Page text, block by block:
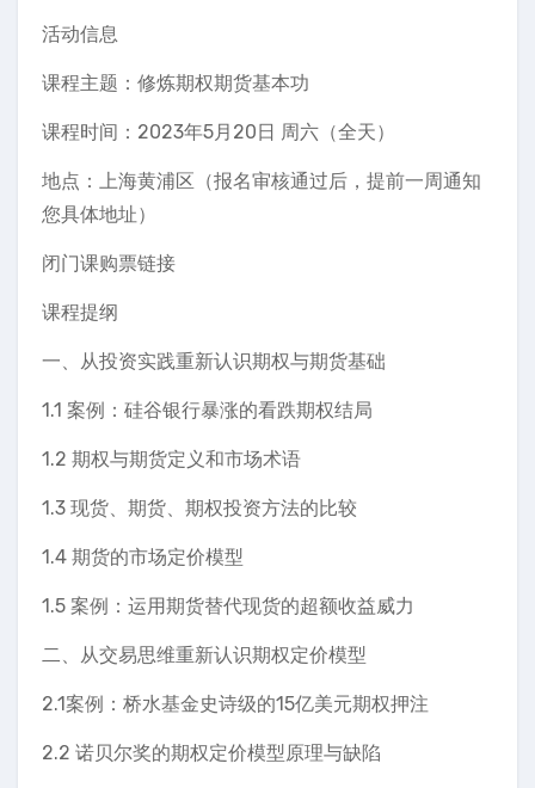
活动信息
课程主题：修炼期权期货基本功
课程时间：2023年5月20日 周六（全天）
地点：上海黄浦区（报名审核通过后，提前一周通知
您具体地址）
闭门课购票链接
课程提纲
一、从投资实践重新认识期权与期货基础
1.1 案例：硅谷银行暴涨的看跌期权结局
1.2 期权与期货定义和市场术语
1.3 现货、期货、期权投资方法的比较
1.4 期货的市场定价模型
1.5 案例：运用期货替代现货的超额收益威力
二、从交易思维重新认识期权定价模型
2.1案例：桥水基金史诗级的15亿美元期权押注
2.2 诺贝尔奖的期权定价模型原理与缺陷